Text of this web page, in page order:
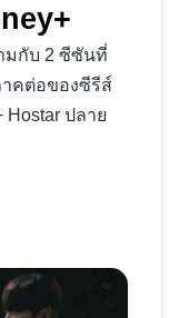
มกับ 2 ซีซันที่
คต่อของซีรีส์
Hostar ปลาย